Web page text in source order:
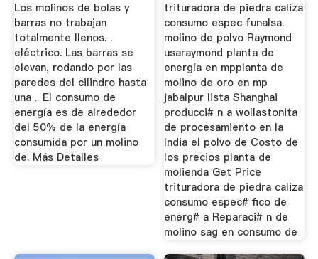
Los molinos de bolas y
barras no trabajan
totalmente llenos. .
eléctrico. Las barras se
elevan, rodando por las
paredes del cilindro hasta
una .. El consumo de
energía es de alrededor
del 50% de la energía
consumida por un molino
de. Más Detalles
trituradora de piedra caliza
consumo espec funalsa.
molino de polvo Raymond
usaraymond planta de
energía en mpplanta de
molino de oro en mp
jabalpur lista Shanghai
producci# n a wollastonita
de procesamiento en la
India el polvo de Costo de
los precios planta de
molienda Get Price
trituradora de piedra caliza
consumo espec# fico de
energ# a Reparaci# n de
molino sag en consumo de